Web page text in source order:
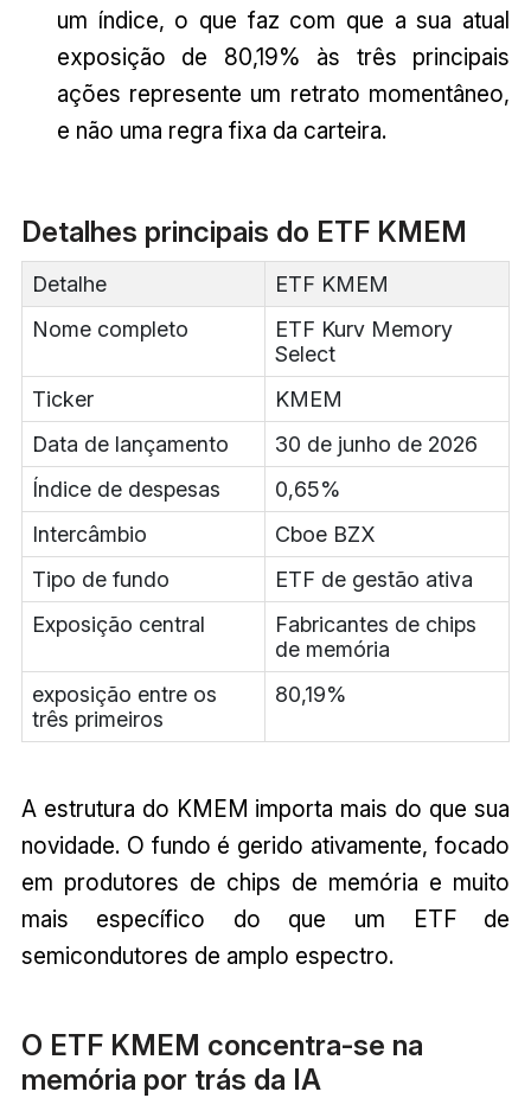
um índice, o que faz com que a sua atual
exposição de 80,19% às três principais
ações represente um retrato momentâneo,
e não uma regra fixa da carteira.
Detalhes principais do ETF KMEM
Detalhe
ETF KMEM
Nome completo
ETF Kurv Memory
Select
Ticker
KMEM
Data de lançamento
30 de junho de 2026
Índice de despesas
0,65%
Intercâmbio
Cboe BZX
Tipo de fundo
ETF de gestão ativa
Exposição central
Fabricantes de chips
de memória
exposição entre os
três primeiros
80,19%
A estrutura do KMEM importa mais do que sua
novidade. O fundo é gerido ativamente, focado
em produtores de chips de memória e muito
mais específico do que um ETF de
semicondutores de amplo espectro.
O ETF KMEM concentra-se na
memória por trás da IA